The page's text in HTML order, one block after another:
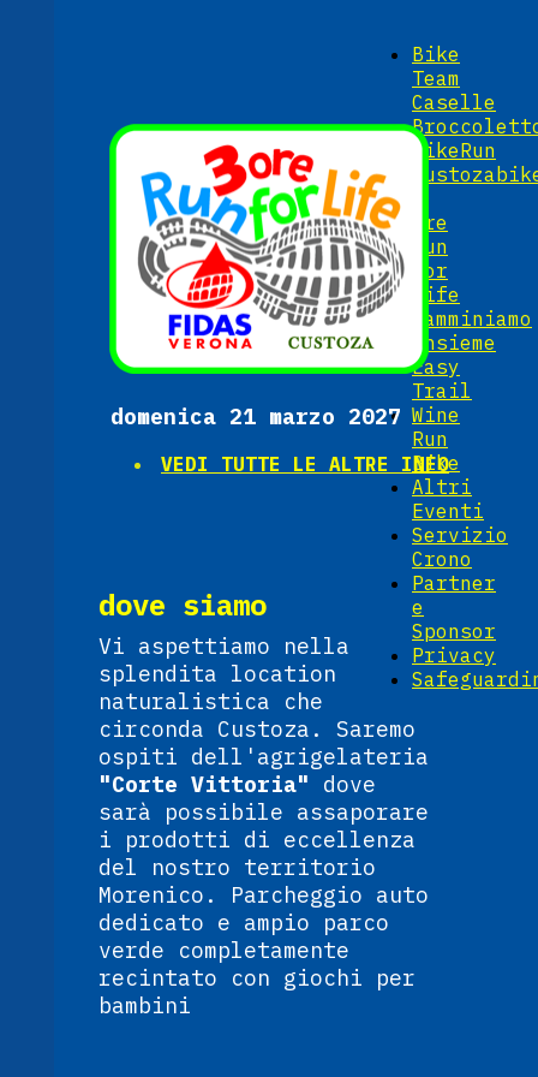
domenica 21 marzo 2027
Bike
Team
Caselle
BikeRun
ore
Run
For
Life
Camminiamo
insieme
Easy
Trail
Wine
Run
Bike
Altri
Eventi
Servizio
Crono
Partner
e
Sponsor
Privacy
VEDI TUTTE LE ALTRE INFO
dove siamo
Vi aspettiamo nella
splendita location
naturalistica che
circonda Custoza. Saremo
ospiti dell'agrigelateria
"Corte Vittoria" dove
sarà possibile assaporare
i prodotti di eccellenza
del nostro territorio
Morenico. Parcheggio auto
dedicato e ampio parco
verde completamente
recintato con giochi per
bambini